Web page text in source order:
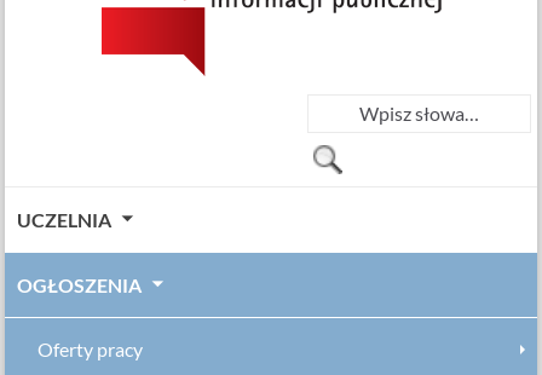
UCZELNIA
OGŁOSZENIA
Oferty pracy